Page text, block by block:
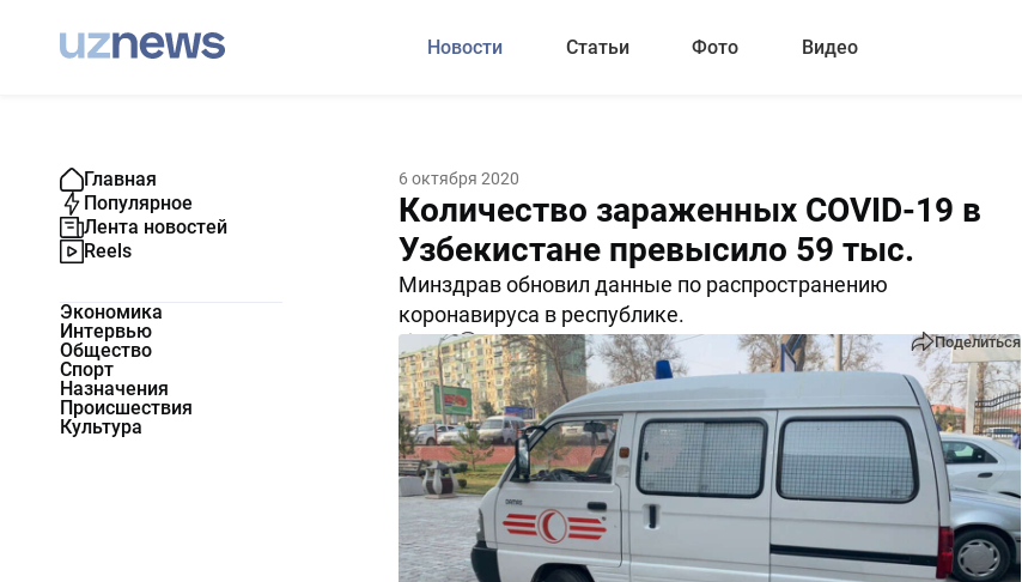
Новости Статьи Фото Видео
Главная
Популярное
Лента новостей
Reels
Экономика
Интервью
Общество
Спорт
Назначения
Происшествия
Культура
6 октября 2020
Количество зараженных COVID-19 в
Узбекистане превысило 59 тыс.
Минздрав обновил данные по распространению
коронавируса в республике.
7882 0 Поделиться